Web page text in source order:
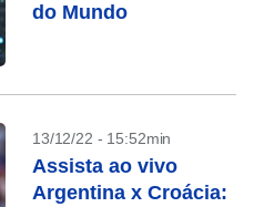
do Mundo
13/12/22 - 15:52min
Assista ao vivo
Argentina x Croácia: